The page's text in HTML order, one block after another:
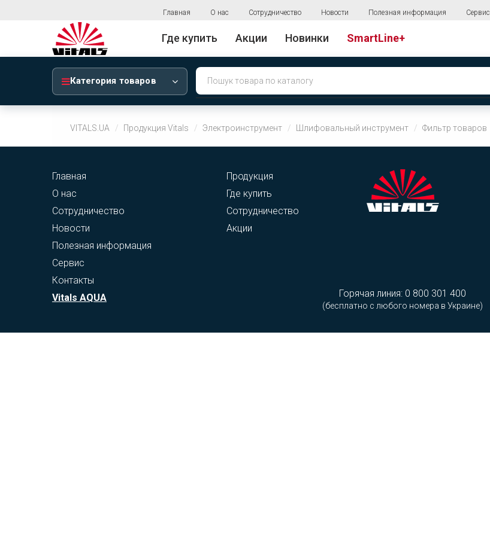
Главная О нас Сотрудничество Новости Полезная информация Сервис
Где купить Акции Новинки SmartLine+
Категория товаров
VITALS.UA Продукция Vitals Электроинструмент Шлифовальный инструмент Фильтр товаров
Главная
О нас
Сотрудничество
Новости
Полезная информация
Сервис
Контакты
Vitals AQUA
Продукция
Где купить
Сотрудничество
Акции
Горячая линия: 0 800 301 400
(бесплатно с любого номера в Украине)